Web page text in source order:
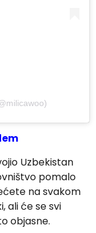
Uzbekistan
pomalo
na svakom
ali će se svi
objasne.